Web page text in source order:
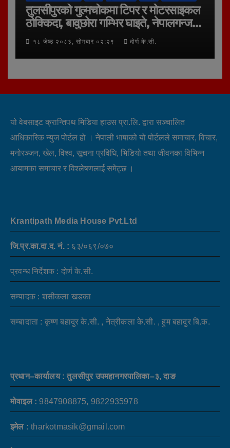
तुलसीपुरको गुल्मचोकमा टिपर र मोटरसाइकल
ठोक्किदा, बावुछोरा गम्भिर घाइते, नेपालगन्ज
रिफर
१८ जेष्ठ २०८३, सोमबार ०२:२९ दोर्ण के.सी.
यो वेबसाइट क्रान्तिपथ मिडिया हाउस प्रा.लि. द्वारा सञ्चालित
आधिकारिक न्युज पोर्टल हो । नेपाली भाषाको यो पोर्टलले समाचार, विचार,
मनोरञ्जन, खेल, विश्व, सूचना प्रविधि, भिडियो तथा जीवनका विभिन्न
आयामका समाचार र विश्लेषणलाई समेट्छ ।
Krantipath Media House Pvt.Ltd
जि.प्र.का.दा.द. नं. : ६३/०६९/०७०
प्रवन्ध निर्देशक : दोर्ण के.सी.
सम्पादक : शसीकला खडका
सम्बादाता : कृष्ण बहादुर के.सी. , नेत्रीकला के.सी. , हुम बहादुर बि.क.
प्रधान–कार्यालय : तुलसीपुर उपमहानगरपालिका–३, दाङ
मोवाइल : 9847908875, 9822935978
इमेल :tharkotmasik@gmail.com